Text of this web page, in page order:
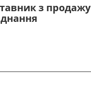
з продажу